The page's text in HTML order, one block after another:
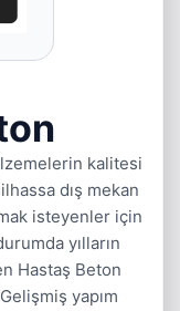
kalitesi
dış mekan
isteyenler için
yılların
Hastaş Beton
yapım